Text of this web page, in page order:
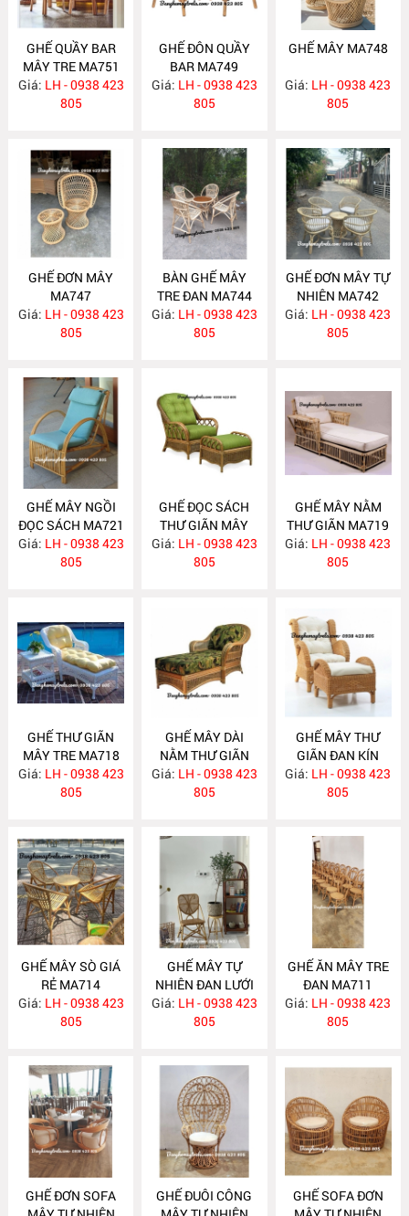
GHẾ QUẦY BAR
MÂY TRE MA751
Giá: LH - 0938 423
805
GHẾ ĐÔN QUẦY
BAR MA749
Giá: LH - 0938 423
805
GHẾ MÂY MA748
Giá: LH - 0938 423
805
GHẾ ĐƠN MÂY
MA747
Giá: LH - 0938 423
805
BÀN GHẾ MÂY
TRE ĐAN MA744
Giá: LH - 0938 423
805
GHẾ ĐƠN MÂY TỰ
NHIÊN MA742
Giá: LH - 0938 423
805
GHẾ MÂY NGỒI
ĐỌC SÁCH MA721
Giá: LH - 0938 423
805
GHẾ ĐỌC SÁCH
THƯ GIÃN MÂY
TỰ NHIÊN MA720
Giá: LH - 0938 423
805
GHẾ MÂY NẰM
THƯ GIÃN MA719
Giá: LH - 0938 423
805
GHẾ THƯ GIÃN
MÂY TRE MA718
Giá: LH - 0938 423
805
GHẾ MÂY DÀI
NẰM THƯ GIÃN
MA717
Giá: LH - 0938 423
805
GHẾ MÂY THƯ
GIÃN ĐAN KÍN
KÈM ĐÔN GÁC
CHÂN MA716
Giá: LH - 0938 423
805
GHẾ MÂY SÒ GIÁ
RẺ MA714
Giá: LH - 0938 423
805
GHẾ MÂY TỰ
NHIÊN ĐAN LƯỚI
MA712
Giá: LH - 0938 423
805
GHẾ ĂN MÂY TRE
ĐAN MA711
Giá: LH - 0938 423
805
GHẾ ĐƠN SOFA
GHẾ ĐUÔI CÔNG
GHẾ SOFA ĐƠN